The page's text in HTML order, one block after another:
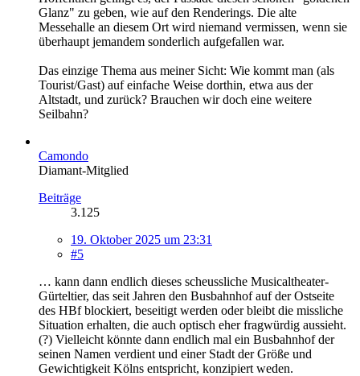
Glanz" zu geben, wie auf den Renderings. Die alte
Messehalle an diesem Ort wird niemand vermissen, wenn sie
überhaupt jemandem sonderlich aufgefallen war.
Das einzige Thema aus meiner Sicht: Wie kommt man (als
Tourist/Gast) auf einfache Weise dorthin, etwa aus der
Altstadt, und zurück? Brauchen wir doch eine weitere
Seilbahn?
Camondo
Diamant-Mitglied
Beiträge
3.125
19. Oktober 2025 um 23:31
#5
… kann dann endlich dieses scheussliche Musicaltheater-
Gürteltier, das seit Jahren den Busbahnhof auf der Ostseite
des HBf blockiert, beseitigt werden oder bleibt die missliche
Situation erhalten, die auch optisch eher fragwürdig aussieht.
(?) Vielleicht könnte dann endlich mal ein Busbahnhof der
seinen Namen verdient und einer Stadt der Größe und
Gewichtigkeit Kölns entspricht, konzipiert weden.